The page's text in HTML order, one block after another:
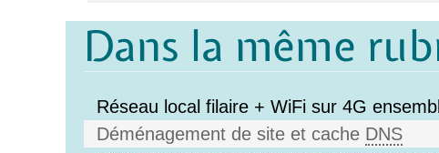
Dans la même
Réseau local filaire + WiFi sur 4G
Déménagement de site et cache DNS